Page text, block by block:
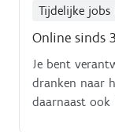
Tijdelijke
Online sinds
Je bent
dranken naar
daarnaast ook